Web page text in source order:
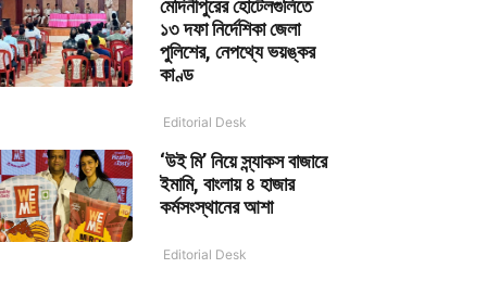
মেদিনীপুরের হোটেলগুলিতে
১৩ দফা নির্দেশিকা জেলা
পুলিশের, নেপথ্যে ভয়ঙ্কর
কাণ্ড
Editorial Desk
‘উই মি’ নিয়ে স্ন্যাকস বাজারে
ইমামি, বাংলায় ৪ হাজার
কর্মসংস্থানের আশা
Editorial Desk